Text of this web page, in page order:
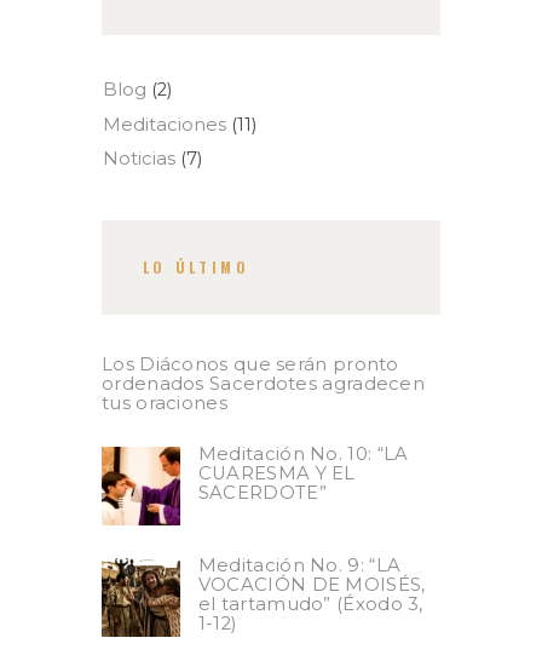
Blog (2)
Meditaciones (11)
Noticias (7)
LO ÚLTIMO
Los Diáconos que serán pronto
ordenados Sacerdotes agradecen
tus oraciones
Meditación No. 10: “LA
CUARESMA Y EL
SACERDOTE”
Meditación No. 9: “LA
VOCACIÓN DE MOISÉS,
el tartamudo” (Éxodo 3,
1-12)